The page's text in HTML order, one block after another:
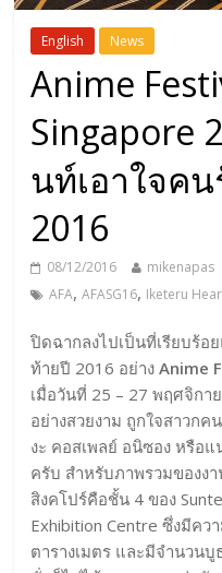
English News
Anime
Singapore
นท์เอาใจค
2016
08/12/2016 mikenapas
AFA,AFASG16, Iketeru
ปิดฉากลงไปเป็นที่เรียบร้อ
ท้ายปี 2016 อย่างAnime
เมื่อวันที่ 25 – 27 พฤศจิกา
อย่างสวยงาม ถูกใจสาวก
งะ คอสเพลย์ อนิซอง หรือ
ครับ สำหรับภาพรวมของง
สิงคโปร์คือชั้น 4 ของ
Exhibition Centre ซึ่งมีคว
ตารางเมตร และมีจำนวน